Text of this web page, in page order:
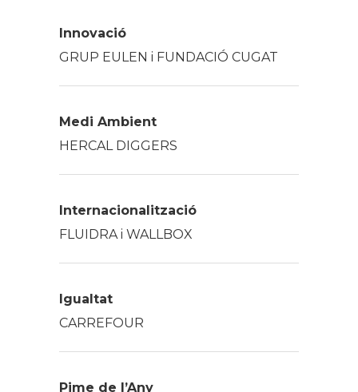
Innovació
GRUP EULEN i FUNDACIÓ CUGAT
Medi Ambient
HERCAL DIGGERS
Internacionalització
FLUIDRA i WALLBOX
Igualtat
CARREFOUR
Pime de l’Any